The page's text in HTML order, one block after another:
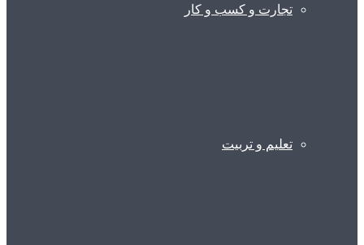
تجارت و کسب و کار
تعلیم و تربیت